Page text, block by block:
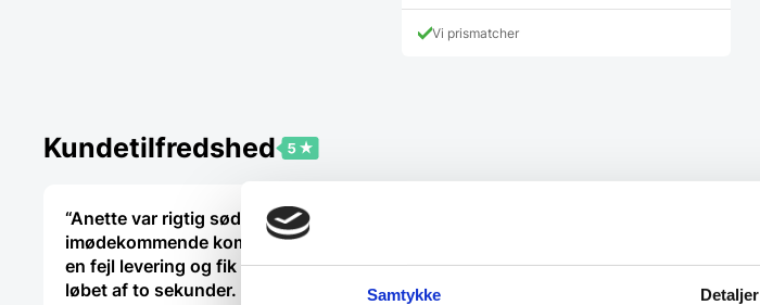
Samtykke Detaljer
vare
Vi prismatcher
Kundetilfredshed
“Anette var rigtig sød, venlig og
imødekommende kommende. Fik
en fejl levering og fik løst det i
løbet af to sekunder. God arbejde
Kris